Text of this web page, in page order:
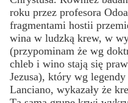
roku przez profesora
fragmentami hostii
wina w ludzką krew, w
(przypominam że wg
chleb i wino stają się
Jezusa), który wg
Lanciano, wykazały że